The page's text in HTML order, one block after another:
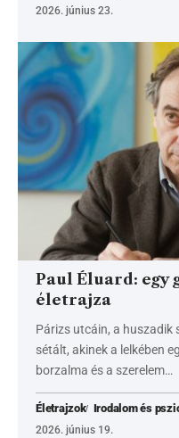
2026. június 23.
Paul Éluard: egy
életrajza
Párizs utcáin, a huszadik
sétált, akinek a lelkében
borzalma és a szerelem…
Életrajzok Irodalom és
2026. június 19.